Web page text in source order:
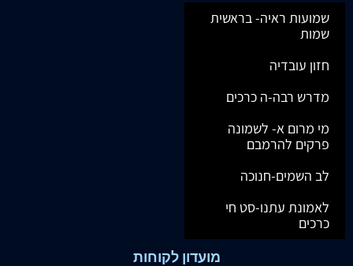
שמועות ראיה- בראשית
שמות
חזון עובדיה
מדרש רבה-ה כרכים
מי מרום א- לשמונה
פרקים להרמבם
לב השמים-חנוכה
לאמונת עתנו-סט חי
כרכים
מועדון לקוחות